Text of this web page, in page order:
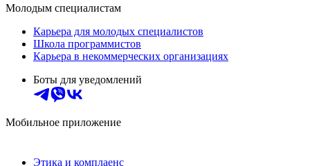
Молодым специалистам
Карьера для молодых специалистов
Школа программистов
Карьера в некоммерческих организациях
Боты для уведомлений
Мобильное приложение
Этика и комплаенс